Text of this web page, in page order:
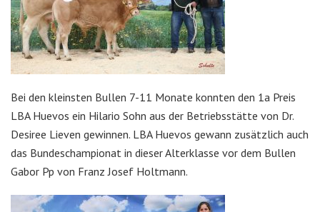
Bei den kleinsten Bullen 7-11 Monate konnten den 1a Preis
LBA Huevos ein Hilario Sohn aus der Betriebsstätte von Dr.
Desiree Lieven gewinnen. LBA Huevos gewann zusätzlich auch
das Bundeschampionat in dieser Alterklasse vor dem Bullen
Gabor Pp von Franz Josef Holtmann.